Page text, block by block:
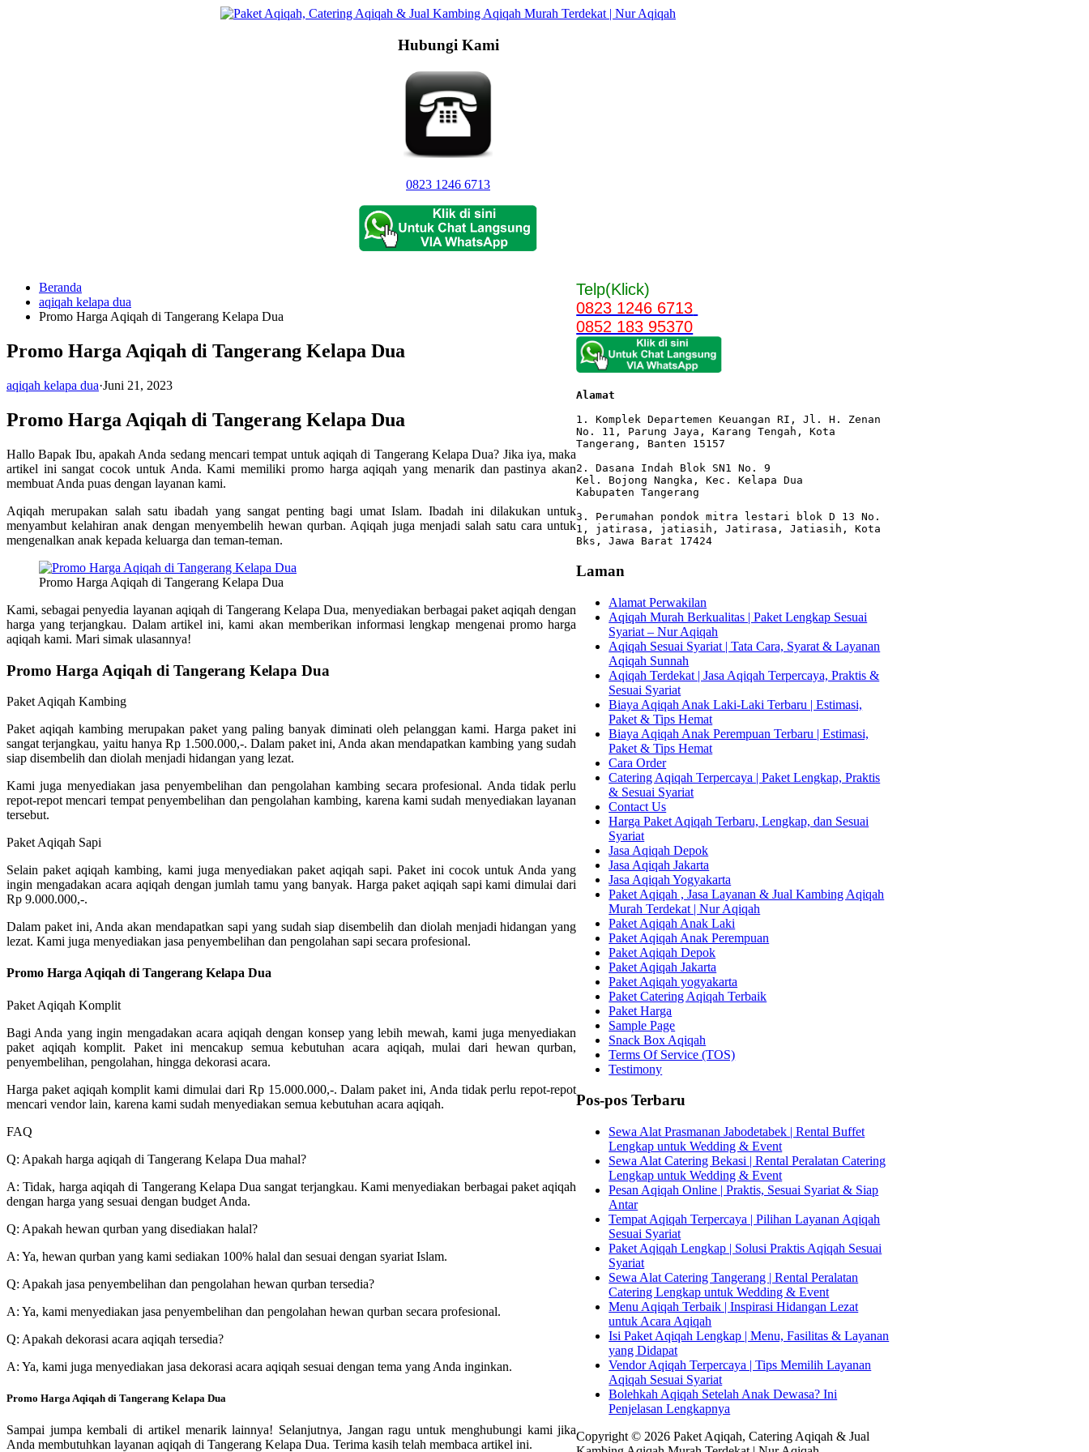
Hubungi Kami
0823 1246 6713
Beranda
aqiqah kelapa dua
Promo Harga Aqiqah di Tangerang Kelapa Dua
Promo Harga Aqiqah di Tangerang Kelapa Dua
aqiqah kelapa dua·Juni 21, 2023
Promo Harga Aqiqah di Tangerang Kelapa Dua
Hallo Bapak Ibu, apakah Anda sedang mencari tempat untuk aqiqah di Tangerang Kelapa Dua? Jika iya, maka
artikel ini sangat cocok untuk Anda. Kami memiliki promo harga aqiqah yang menarik dan pastinya akan
membuat Anda puas dengan layanan kami.
Aqiqah merupakan salah satu ibadah yang sangat penting bagi umat Islam. Ibadah ini dilakukan untuk
menyambut kelahiran anak dengan menyembelih hewan qurban. Aqiqah juga menjadi salah satu cara untuk
mengenalkan anak kepada keluarga dan teman-teman.
Promo Harga Aqiqah di Tangerang Kelapa Dua
Kami, sebagai penyedia layanan aqiqah di Tangerang Kelapa Dua, menyediakan berbagai paket aqiqah dengan
harga yang terjangkau. Dalam artikel ini, kami akan memberikan informasi lengkap mengenai promo harga
aqiqah kami. Mari simak ulasannya!
Promo Harga Aqiqah di Tangerang Kelapa Dua
Paket Aqiqah Kambing
Paket aqiqah kambing merupakan paket yang paling banyak diminati oleh pelanggan kami. Harga paket ini
sangat terjangkau, yaitu hanya Rp 1.500.000,-. Dalam paket ini, Anda akan mendapatkan kambing yang sudah
siap disembelih dan diolah menjadi hidangan yang lezat.
Kami juga menyediakan jasa penyembelihan dan pengolahan kambing secara profesional. Anda tidak perlu
repot-repot mencari tempat penyembelihan dan pengolahan kambing, karena kami sudah menyediakan layanan
tersebut.
Paket Aqiqah Sapi
Selain paket aqiqah kambing, kami juga menyediakan paket aqiqah sapi. Paket ini cocok untuk Anda yang
ingin mengadakan acara aqiqah dengan jumlah tamu yang banyak. Harga paket aqiqah sapi kami dimulai dari
Rp 9.000.000,-.
Dalam paket ini, Anda akan mendapatkan sapi yang sudah siap disembelih dan diolah menjadi hidangan yang
lezat. Kami juga menyediakan jasa penyembelihan dan pengolahan sapi secara profesional.
Promo Harga Aqiqah di Tangerang Kelapa Dua
Paket Aqiqah Komplit
Bagi Anda yang ingin mengadakan acara aqiqah dengan konsep yang lebih mewah, kami juga menyediakan
paket aqiqah komplit. Paket ini mencakup semua kebutuhan acara aqiqah, mulai dari hewan qurban,
penyembelihan, pengolahan, hingga dekorasi acara.
Harga paket aqiqah komplit kami dimulai dari Rp 15.000.000,-. Dalam paket ini, Anda tidak perlu repot-repot
mencari vendor lain, karena kami sudah menyediakan semua kebutuhan acara aqiqah.
FAQ
Q: Apakah harga aqiqah di Tangerang Kelapa Dua mahal?
A: Tidak, harga aqiqah di Tangerang Kelapa Dua sangat terjangkau. Kami menyediakan berbagai paket aqiqah
dengan harga yang sesuai dengan budget Anda.
Q: Apakah hewan qurban yang disediakan halal?
A: Ya, hewan qurban yang kami sediakan 100% halal dan sesuai dengan syariat Islam.
Q: Apakah jasa penyembelihan dan pengolahan hewan qurban tersedia?
A: Ya, kami menyediakan jasa penyembelihan dan pengolahan hewan qurban secara profesional.
Q: Apakah dekorasi acara aqiqah tersedia?
A: Ya, kami juga menyediakan jasa dekorasi acara aqiqah sesuai dengan tema yang Anda inginkan.
Promo Harga Aqiqah di Tangerang Kelapa Dua
Sampai jumpa kembali di artikel menarik lainnya! Selanjutnya, Jangan ragu untuk menghubungi kami jika
Anda membutuhkan layanan aqiqah di Tangerang Kelapa Dua. Terima kasih telah membaca artikel ini.
Telp(Klick)
0823 1246 6713
0852 183 95370
Alamat
1. Komplek Departemen Keuangan RI, Jl. H. Zenan
No. 11, Parung Jaya, Karang Tengah, Kota
Tangerang, Banten 15157
2. Dasana Indah Blok SN1 No. 9
Kel. Bojong Nangka, Kec. Kelapa Dua
Kabupaten Tangerang
3. Perumahan pondok mitra lestari blok D 13 No.
1, jatirasa, jatiasih, Jatirasa, Jatiasih, Kota
Bks, Jawa Barat 17424
Laman
Alamat Perwakilan
Aqiqah Murah Berkualitas | Paket Lengkap Sesuai
Syariat – Nur Aqiqah
Aqiqah Sesuai Syariat | Tata Cara, Syarat & Layanan
Aqiqah Sunnah
Aqiqah Terdekat | Jasa Aqiqah Terpercaya, Praktis &
Sesuai Syariat
Biaya Aqiqah Anak Laki-Laki Terbaru | Estimasi,
Paket & Tips Hemat
Biaya Aqiqah Anak Perempuan Terbaru | Estimasi,
Paket & Tips Hemat
Cara Order
Catering Aqiqah Terpercaya | Paket Lengkap, Praktis
& Sesuai Syariat
Contact Us
Harga Paket Aqiqah Terbaru, Lengkap, dan Sesuai
Syariat
Jasa Aqiqah Depok
Jasa Aqiqah Jakarta
Jasa Aqiqah Yogyakarta
Paket Aqiqah , Jasa Layanan & Jual Kambing Aqiqah
Murah Terdekat | Nur Aqiqah
Paket Aqiqah Anak Laki
Paket Aqiqah Anak Perempuan
Paket Aqiqah Depok
Paket Aqiqah Jakarta
Paket Aqiqah yogyakarta
Paket Catering Aqiqah Terbaik
Paket Harga
Sample Page
Snack Box Aqiqah
Terms Of Service (TOS)
Testimony
Pos-pos Terbaru
Sewa Alat Prasmanan Jabodetabek | Rental Buffet
Lengkap untuk Wedding & Event
Sewa Alat Catering Bekasi | Rental Peralatan Catering
Lengkap untuk Wedding & Event
Pesan Aqiqah Online | Praktis, Sesuai Syariat & Siap
Antar
Tempat Aqiqah Terpercaya | Pilihan Layanan Aqiqah
Sesuai Syariat
Paket Aqiqah Lengkap | Solusi Praktis Aqiqah Sesuai
Syariat
Sewa Alat Catering Tangerang | Rental Peralatan
Catering Lengkap untuk Wedding & Event
Menu Aqiqah Terbaik | Inspirasi Hidangan Lezat
untuk Acara Aqiqah
Isi Paket Aqiqah Lengkap | Menu, Fasilitas & Layanan
yang Didapat
Vendor Aqiqah Terpercaya | Tips Memilih Layanan
Aqiqah Sesuai Syariat
Bolehkah Aqiqah Setelah Anak Dewasa? Ini
Penjelasan Lengkapnya
Copyright © 2026 Paket Aqiqah, Catering Aqiqah & Jual